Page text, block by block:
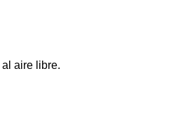
aire libre.